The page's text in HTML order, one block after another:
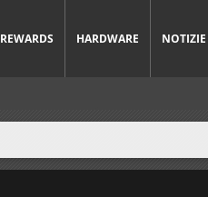
REWARDS HARDWARE NOTIZIE